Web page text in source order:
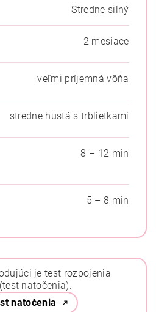
Stredne silný
2 mesiace
veľmi príjemná vôňa
stredne hustá s trblietkami
8 – 12 min
5 – 8 min
je test rozpojenia
natočenia).
natočenia